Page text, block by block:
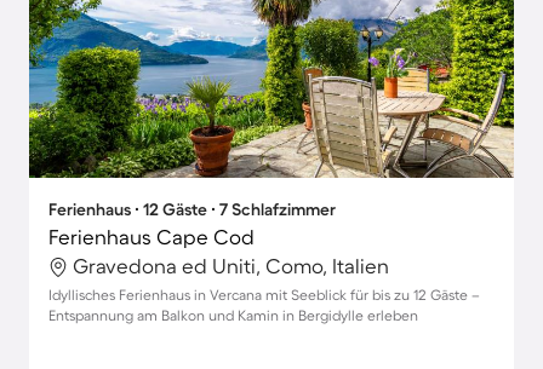
Ferienhaus ∙ 12 Gäste ∙ 7 Schlafzimmer
Ferienhaus Cape Cod
Gravedona ed Uniti, Como, Italien
Idyllisches Ferienhaus in Vercana mit Seeblick für bis zu 12 Gäste –
Entspannung am Balkon und Kamin in Bergidylle erleben